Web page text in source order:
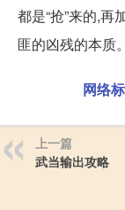
都是“抢”来的,再
匪的凶残的本质
网络
上一篇
武当输出攻略